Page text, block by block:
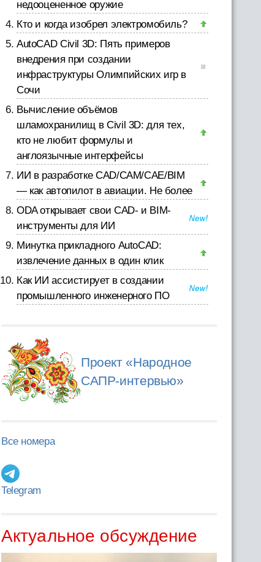
недооцененное оружие
Кто и когда изобрел электромобиль?
AutoCAD Civil 3D: Пять примеров
внедрения при создании
инфраструктуры Олимпийских игр в
Сочи
Вычисление объёмов
шламохранилищ в Civil 3D: для тех,
кто не любит формулы и
англоязычные интерфейсы
ИИ в разработке CAD/CAM/CAE/BIM
— как автопилот в авиации. Не более
ODA открывает свои CAD- и BIM-
инструменты для ИИ
Минутка прикладного AutoCAD:
извлечение данных в один клик
Как ИИ ассистирует в создании
промышленного инженерного ПО
Проект «Народное
САПР-интервью»
Все номера
Telegram
Актуальное обсуждение